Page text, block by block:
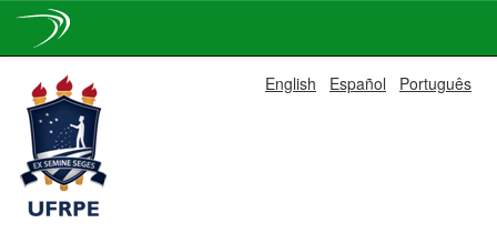
navigation
English Español Português